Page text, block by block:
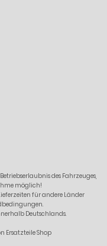
des Fahrzeuges,
möglich!
für andere Länder
Deutschlands.
Ersatzteile Shop